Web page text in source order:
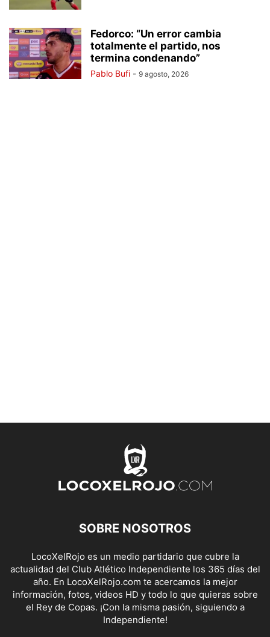
Fedorco: “Un error cambia
totalmente el partido, nos
termina condenando”
Pablo Bufi - 9 agosto, 2026
SOBRE NOSOTROS
LocoXelRojo es un medio partidario que cubre la
actualidad del Club Atlético Independiente los 365 días del
año. En LocoXelRojo.com te acercamos la mejor
información, fotos, videos HD y todo lo que quieras sobre
el Rey de Copas. ¡Con la misma pasión, siguiendo a
Independiente!